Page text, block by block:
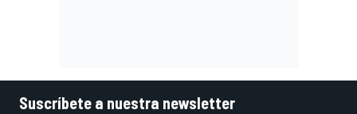
Suscríbete a nuestra newsletter